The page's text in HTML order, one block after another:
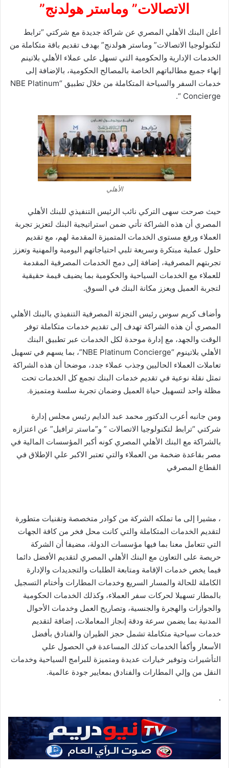
الاتصالات” وماستر هولدنج”
أعلن البنك الأهلي المصري عن شراكة جديدة مع شركتي “ترابط
لتكنولوجيا الاتصالات” وماستر هولدنج” بهدف تقديم باقة متكاملة من
الخدمات الإدارية والحكومية التي تسهل على عملاء الأهلي بلاتينم
إنهاء جميع مطالباتهم الخاصة بالمصالح الحكومية، بالإضافة إلى
خدمات السفر والسياحة المتكاملة من خلال تطبيق “NBE Platinum
Concierge “.
الأهلي
حيث صرحت سهى التركي نائب الرئيس التنفيذي للبنك الأهلي
المصري أن هذه الشراكة تأتي ضمن استراتيجية البنك لتعزيز تجربة
العملاء ورفع مستوى الخدمات المتميزة المقدمة لهم، مع تقديم
حلول عملية مبتكرة وسريعة تلبي احتياجاتهم اليومية والمهنية وتعزز
تجربتهم المصرفية، إضافة إلى دمج الخدمات المصرفية المقدمة
للعملاء مع الخدمات السياحية والحكومية بما يضيف قيمة حقيقية
لتجربة العميل ويعزز مكانة البنك في السوق.
وأضاف كريم سوس رئيس التجزئة المصرفية التنفيذي بالبنك الأهلي
المصري أن هذه الشراكة تهدف إلى تقديم خدمات متكاملة توفر
الوقت والجهد، مع إدارة موحدة لكل الخدمات عبر تطبيق البنك
الأهلي بلاتينوم “NBE Platinum Concierge”، بما يسهم في تسهيل
تعاملات العملاء الحاليين وجذب عملاء جدد، موضحا أن هذه الشراكة
تمثل نقلة نوعية في تقديم خدمات البنك تجمع كل الخدمات تحت
مظلة واحد لتسهيل حياة العميل وضمان تجربة سلسة ومتميزة.
ومن جانبه أعرب الدكتور محمد عبد الدايم رئيس مجلس إدارة
شركتي “ترابط لتكنولوجيا الاتصالات ” و”ماستر ترافيل” عن اعتزازه
بالشراكة مع البنك الأهلي المصري كونه أكبر المؤسسات المالية في
مصر بقاعدة ضخمة من العملاء والتي تعتبر الاكبر علي الإطلاق في
القطاع المصرفي
، مشيرا إلى ما تملكه الشركة من كوادر متخصصة وتقنيات متطورة
لتقديم الخدمات المتكاملة والتي كانت محل فخر من كافة الجهات
التي تتعامل معنا بما فيها مؤسسات الدولة، مضيفا أن الشركة
حريصة على التعاون مع البنك الأهلي المصري لتقديم الأفضل دائما
فيما يخص خدمات الإقامة ومتابعة الطلبات والتجديدات والإدارة
الكاملة للحالة والمسار السريع وخدمات المطارات وأختام التسجيل
بالمطار تسهيلا لحركات سفر العملاء، وكذلك الخدمات الحكومية
والجوازات والهجرة والجنسية، وتصاريح العمل وخدمات الأحوال
المدنية بما يضمن سرعة ودقة إنجاز المعاملات، إضافة لتقديم
خدمات سياحية متكاملة تشمل حجز الطيران والفنادق بأفضل
الأسعار وأكفأ الخدمات كذلك المساعدة في الحصول علي
التأشيرات وتوفير خيارات عديدة ومتميزة للبرامج السياحية وخدمات
النقل من وإلي المطارات والفنادق بمعايير جودة عالمية.
.